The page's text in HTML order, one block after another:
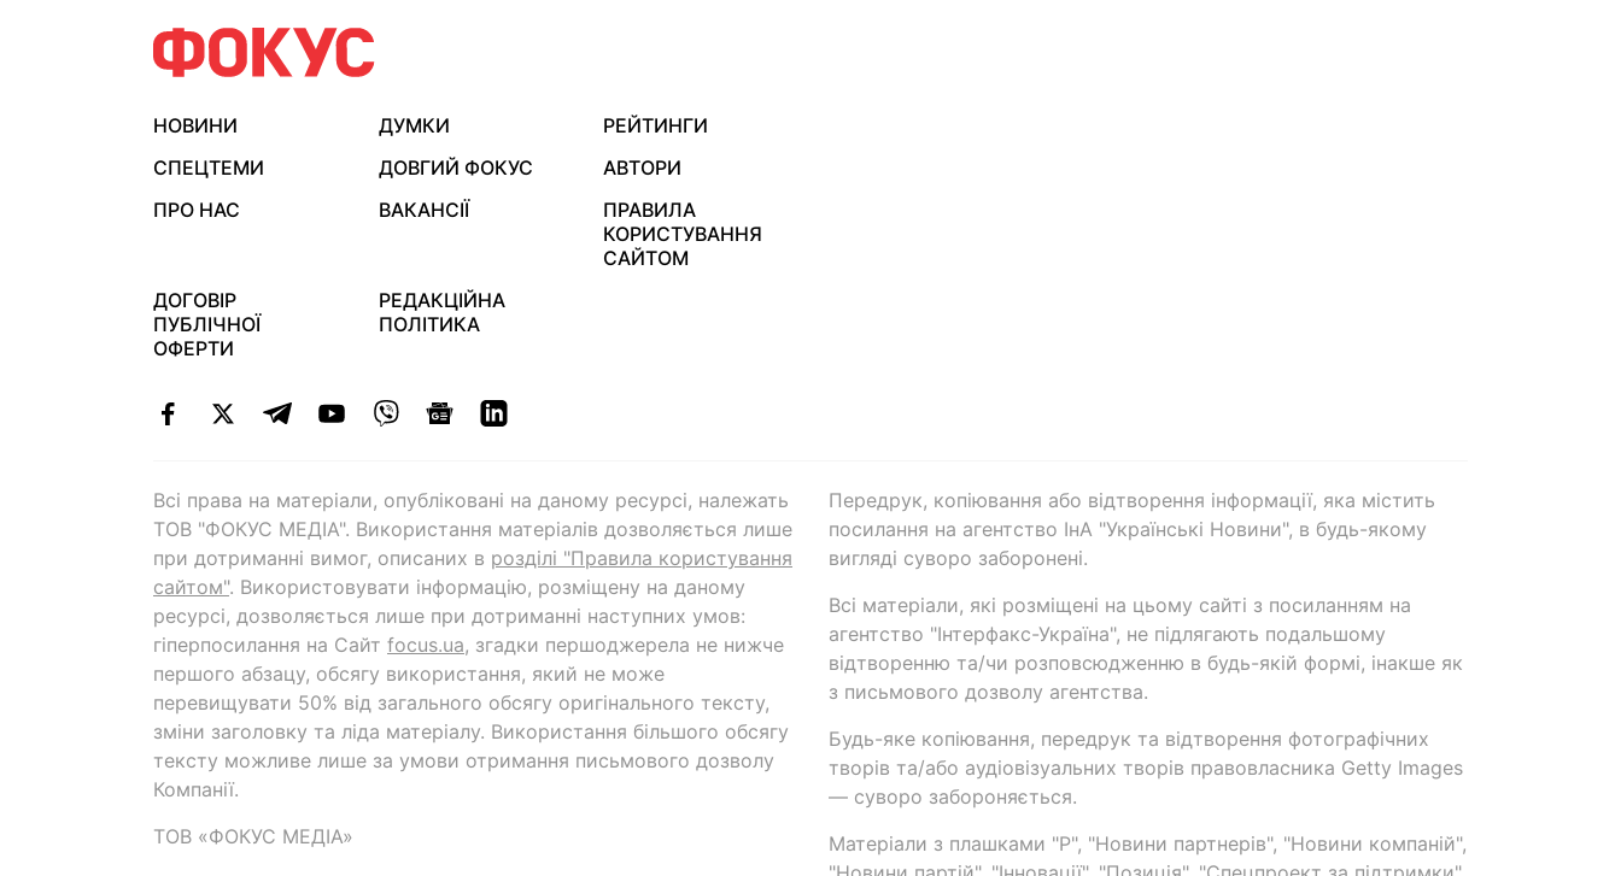
НОВИНИ ДУМКИ
РЕЙТИНГИ
СПЕЦТЕМИ
ДОВГИЙ ФОКУС
АВТОРИ
ПРО НАС
ВАКАНСІЇ
ПРАВИЛА
КОРИСТУВАННЯ
САЙТОМ
ДОГОВІР
ПУБЛІЧНОЇ
ОФЕРТИ
РЕДАКЦІЙНА
ПОЛІТИКА
Всі права на матеріали, опубліковані на даному ресурсі, належать
ТОВ "ФОКУС МЕДІА". Використання матеріалів дозволяється лише
при дотриманні вимог, описаних в розділі "Правила користування
сайтом". Використовувати інформацію, розміщену на даному
ресурсі, дозволяється лише при дотриманні наступних умов:
гіперпосилання на Cайт focus.ua, згадки першоджерела не нижче
першого абзацу, обсягу використання, який не може
перевищувати 50% від загального обсягу оригінального тексту,
зміни заголовку та ліда матеріалу. Використання більшого обсягу
тексту можливе лише за умови отримання письмового дозволу
Компанії.
ТОВ «ФОКУС МЕДІА»
Передрук, копіювання або відтворення інформації, яка містить
посилання на агентство ІнА "Українські Новини", в будь-якому
вигляді суворо заборонені.
Всі матеріали, які розміщені на цьому сайті з посиланням на
агентство "Інтерфакс-Україна", не підлягають подальшому
відтворенню та/чи розповсюдженню в будь-якій формі, інакше як
з письмового дозволу агентства.
Будь-яке копіювання, передрук та відтворення фотографічних
творів та/або аудіовізуальних творів правовласника Getty Images
— суворо забороняється.
Матеріали з плашками "Р", "Новини партнерів", "Новини компаній",